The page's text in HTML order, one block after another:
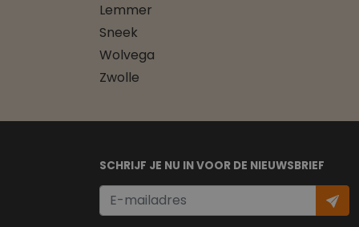
Lemmer
Sneek
Wolvega
Zwolle
SCHRIJF JE NU IN VOOR DE NIEUWSBRIEF